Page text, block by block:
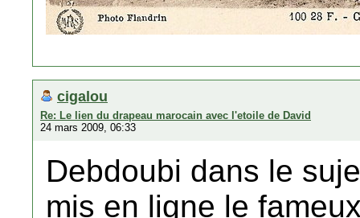
cigalou
Re: Le lien du drapeau marocain avec l'etoile de David
24 mars 2009, 06:33
Debdoubi dans le
mis en ligne le